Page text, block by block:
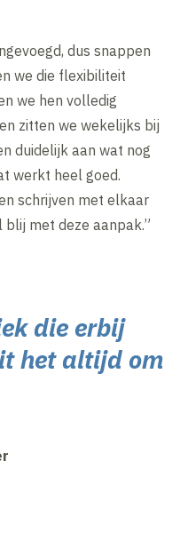
dus snappen
we die flexibiliteit
we hen volledig
zitten we wekelijks bij
duidelijk aan wat nog
werkt heel goed.
schrijven met elkaar
blij met deze aanpak.”
die erbij
het altijd om